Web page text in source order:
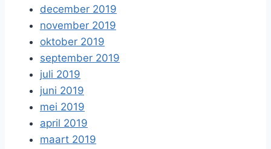
december 2019
november 2019
oktober 2019
september 2019
juli 2019
juni 2019
mei 2019
april 2019
maart 2019